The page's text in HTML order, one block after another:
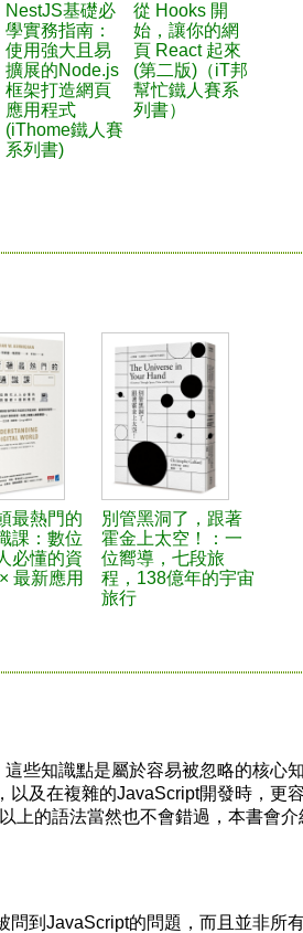
NestJS基礎必
學實務指南：
使用強大且易
擴展的Node.js
框架打造網頁
應用程式
(iThome鐵人賽
系列書)
從 Hooks 開
始，讓你的網
頁 React 起來
(第二版)（iT邦
幫忙鐵人賽系
列書）
最熱門的
課：數位
必懂的資
最新應用
別管黑洞了，跟著
霍金上太空！：一
位嚮導，七段旅
程，138億年的宇宙
旅行
些知識點是屬於容易被忽略的核心知
以及在複雜的JavaScript開發時，更
上的語法當然也不會錯過，本書會介
到JavaScript的問題，而且並非所